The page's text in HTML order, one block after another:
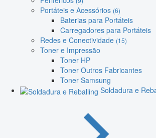
Portáteis e Acessórios (6)
Baterias para Portáteis
Carregadores para Portáteis
Redes e Conectividade (15)
Toner e Impressão
Toner HP
Toner Outros Fabricantes
Toner Samsung
Soldadura e